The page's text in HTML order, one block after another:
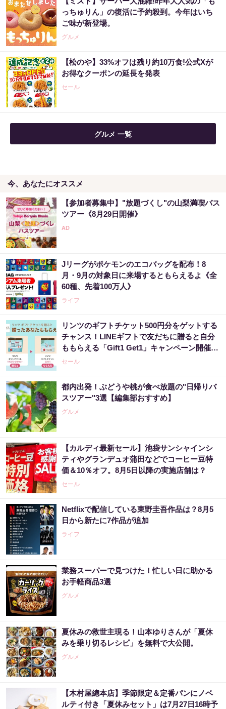
「気になっていた認知機能が菌で…」森永が
開発。感動の70代続出
PR（森永乳業）
“宝くじは運じゃなかった”当たる人の“共通
点”を知っただけ
PR（合同会社デジタルファーム ）
っちゅりん」の復活に予約殺到。今年はいち
ご味が新登場。
グルメ
【松のや】33%オフは残り約10万食!公式Xが
お得なクーポンの延長を発表
セール
グルメ 一覧
今、あなたにオススメ
【参加者募集中】"放題づくし"の山梨満喫バス
ツアー《8月29日開催》
Jリーグがポケモンのエコバッグを配布！8
月・9月の対象日に来場するともらえるよ《全
60種、先着100万人》
ライフ
リンツのギフトチケット500円分をゲットする
チャンス！LINEギフトで友だちに贈ると自分
ももらえる「Gift1 Get1」キャンペーン開催
中。
セール
都内出発！ぶどうや桃が食べ放題の"日帰りバ
スツアー"3選【編集部おすすめ】
グルメ
【カルディ最新セール】池袋サンシャインシ
ティやグランデュオ蒲田などでコーヒー豆特
価＆10％オフ。8月5日以降の実施店舗は？
セール
Netflixで配信している東野圭吾作品は？8月5
日から新たに7作品が追加
ライフ
業務スーパーで見つけた！忙しい日に助かる
お手軽商品3選
グルメ
夏休みの救世主現る！山本ゆりさんが「夏休
みを乗り切るレシピ」を無料で大公開。
グルメ
【木村屋總本店】季節限定＆定番パンにノベ
ルティ付き「夏休みセット」は7月27日16時予